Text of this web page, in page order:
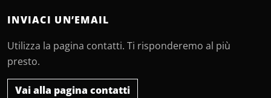
INVIACI UN’EMAIL
Utilizza la pagina contatti. Ti risponderemo al più
presto.
Vai alla pagina contatti